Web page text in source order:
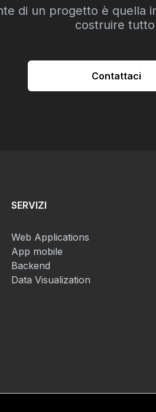
di un progetto è quella
costruire
Contattaci
SERVIZI
Web Applications
App mobile
Backend
Data Visualization